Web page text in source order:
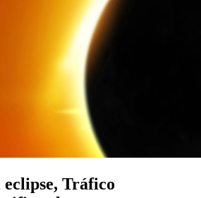
Tráfico